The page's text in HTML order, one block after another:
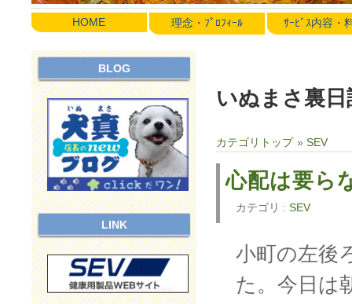
HOME 理念・ﾌﾟﾛﾌｨｰﾙ ｻｰﾋﾞｽ内容・
いぬまさ裏
カテゴリトップ »SEV
心配は要ら
カテゴリ : SEV
小町の左後
た。今日は
BLOG
LINK